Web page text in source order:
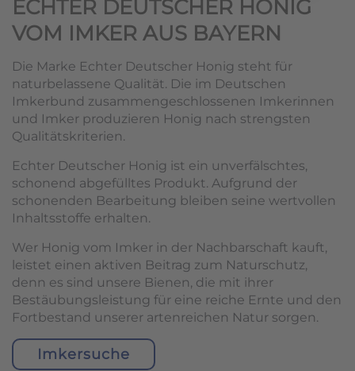
ECHTER DEUTSCHER HONIG
VOM IMKER AUS BAYERN
Die Marke Echter Deutscher Honig steht für
naturbelassene Qualität. Die im Deutschen
Imkerbund zusammengeschlossenen Imkerinnen
und Imker produzieren Honig nach strengsten
Qualitätskriterien.
Echter Deutscher Honig ist ein unverfälschtes,
schonend abgefülltes Produkt. Aufgrund der
schonenden Bearbeitung bleiben seine wertvollen
Inhaltsstoffe erhalten.
Wer Honig vom Imker in der Nachbarschaft kauft,
leistet einen aktiven Beitrag zum Naturschutz,
denn es sind unsere Bienen, die mit ihrer
Bestäubungsleistung für eine reiche Ernte und den
Fortbestand unserer artenreichen Natur sorgen.
Imkersuche